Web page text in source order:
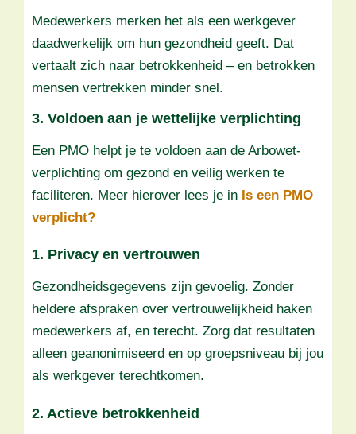
Medewerkers merken het als een werkgever
daadwerkelijk om hun gezondheid geeft. Dat
vertaalt zich naar betrokkenheid – en betrokken
mensen vertrekken minder snel.
3. Voldoen aan je wettelijke verplichting
Een PMO helpt je te voldoen aan de Arbowet-
verplichting om gezond en veilig werken te
faciliteren. Meer hierover lees je in Is een PMO
verplicht?
1. Privacy en vertrouwen
Gezondheidsgegevens zijn gevoelig. Zonder
heldere afspraken over vertrouwelijkheid haken
medewerkers af, en terecht. Zorg dat resultaten
alleen geanonimiseerd en op groepsniveau bij jou
als werkgever terechtkomen.
2. Actieve betrokkenheid